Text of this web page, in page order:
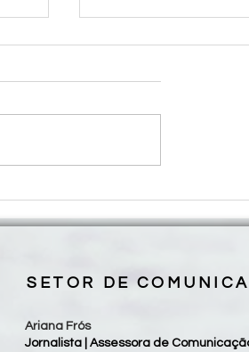
Mães que Oram
realiza 10° Encontro
SETOR DE
Ariana Frós
Jornalista | Assessora de